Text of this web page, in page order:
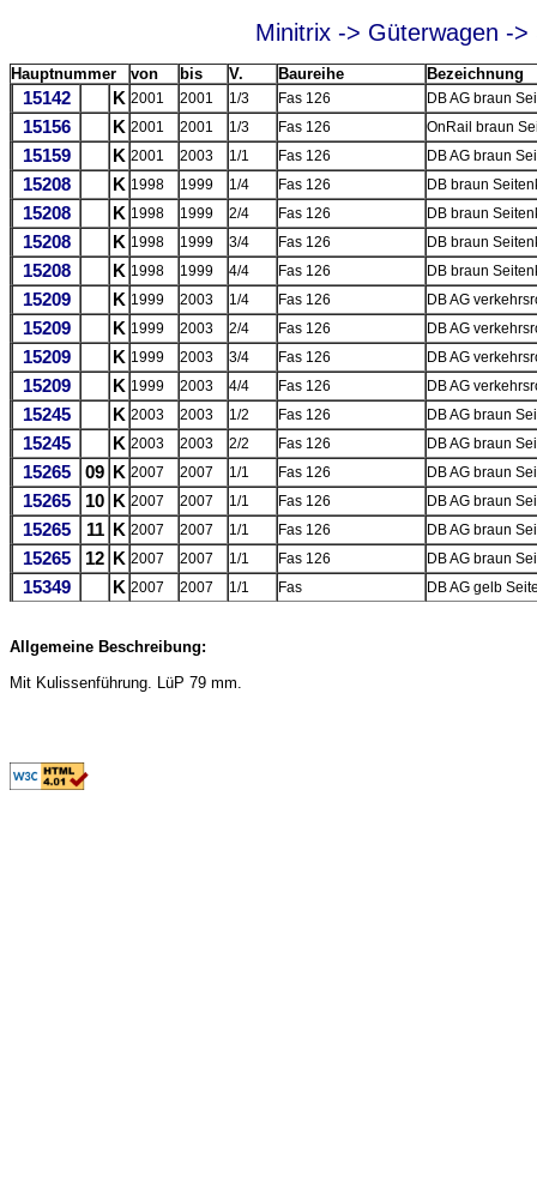
Minitrix -> Güterwagen -
Hauptnummer von bis V. Baureihe Bezeichnung
15142 K 2001 2001 1/3 Fas 126 DB AG braun
15156 K 2001 2001 1/3 Fas 126 OnRail braun
15159 K 2001 2003 1/1 Fas 126 DB AG braun
15208 K 1998 1999 1/4 Fas 126 DB braun
15208 K 1998 1999 2/4 Fas 126 DB braun
15208 K 1998 1999 3/4 Fas 126 DB braun
15208 K 1998 1999 4/4 Fas 126 DB braun
15209 K 1999 2003 1/4 Fas 126 DB AG
15209 K 1999 2003 2/4 Fas 126 DB AG
15209 K 1999 2003 3/4 Fas 126 DB AG
15209 K 1999 2003 4/4 Fas 126 DB AG
15245 K 2003 2003 1/2 Fas 126 DB AG braun
15245 K 2003 2003 2/2 Fas 126 DB AG braun
15265 09 K 2007 2007 1/1 Fas 126 DB AG braun
15265 10 K 2007 2007 1/1 Fas 126 DB AG braun
15265 11 K 2007 2007 1/1 Fas 126 DB AG braun
15265 12 K 2007 2007 1/1 Fas 126 DB AG braun
15349 K 2007 2007 1/1 Fas DB AG gelb
Allgemeine Beschreibung:
Mit Kulissenführung. LüP 79 mm.